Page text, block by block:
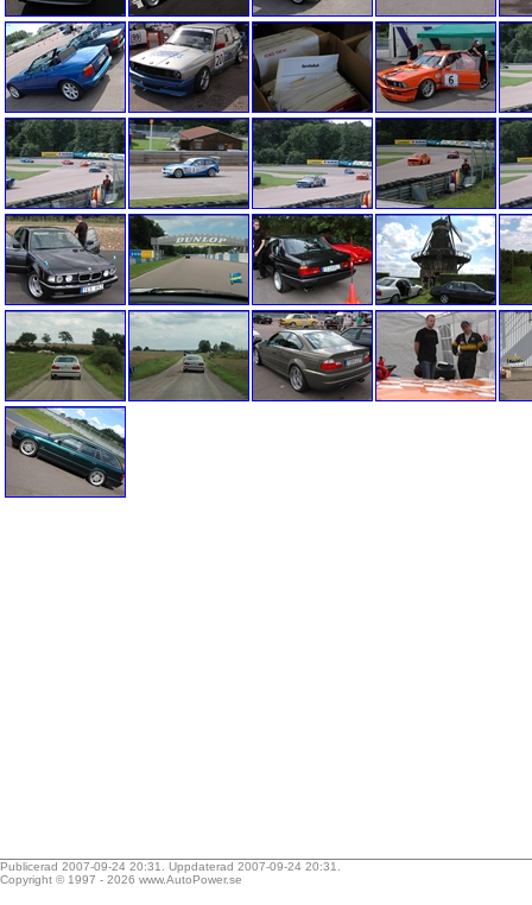
Publicerad 2007-09-24 20:31. Uppdaterad 2007-09-24 20:31.
Copyright © 1997 - 2026 www.AutoPower.se